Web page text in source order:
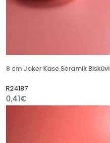
8 cm Joker Kase Seramik Bisküvi
R24187
0,41€